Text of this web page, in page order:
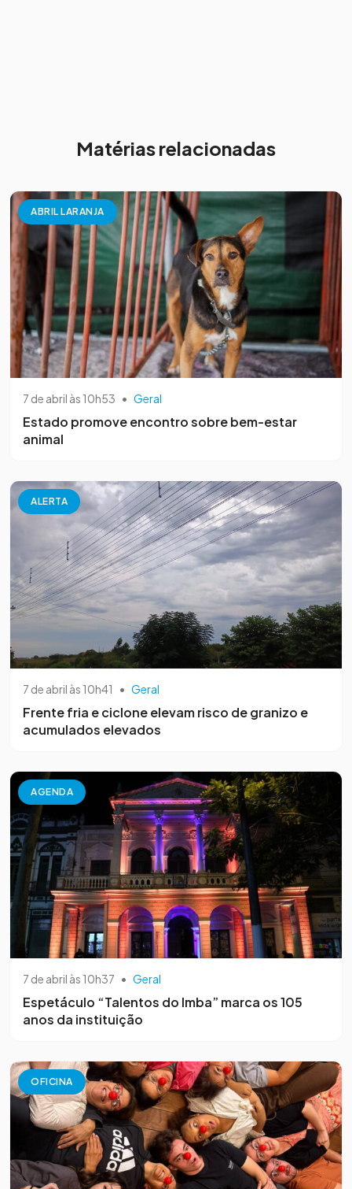
Matérias relacionadas
ABRIL LARANJA
7 de abril às 10h53 • Geral
Estado promove encontro sobre bem-estar
animal
ALERTA
7 de abril às 10h41 • Geral
Frente fria e ciclone elevam risco de granizo e
acumulados elevados
AGENDA
7 de abril às 10h37 • Geral
Espetáculo “Talentos do Imba” marca os 105
anos da instituição
OFICINA